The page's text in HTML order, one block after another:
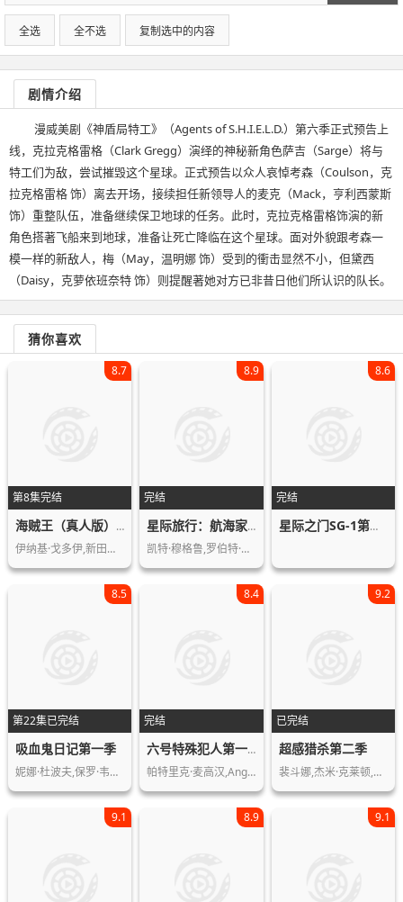
BRip.DDP5.1.x264-T6D[rartv]
全选 全不选 复制选中的内容
剧情介绍
漫威美剧《神盾局特工》（Agents of S.H.I.E.L.D.）第六季正式预告上
线，克拉克格雷格（Clark Gregg）演绎的神秘新角色萨吉（Sarge）将与
特工们为敌，尝试摧毁这个星球。正式预告以众人哀悼考森（Coulson，克
拉克格雷格 饰）离去开场，接续担任新领导人的麦克（Mack，亨利西蒙斯
饰）重整队伍，准备继续保卫地球的任务。此时，克拉克格雷格饰演的新
角色搭著飞船来到地球，准备让死亡降临在这个星球。面对外貌跟考森一
模一样的新敌人，梅（May，温明娜 饰）受到的衝击显然不小，但黛西
（Daisy，克萝依班奈特 饰）则提醒著她对方已非昔日他们所认识的队长。
猜你喜欢
第8集完结
8.7
海贼王（真人版）第二季
伊纳基·戈多伊,新田真剑佑,埃米莉·拉…
完结
8.9
星际旅行：航海家号第六季
凯特·穆格鲁,罗伯特·贝尔特兰,罗克珊…
完结
8.6
星际之门SG-1第七季
第22集已完结
8.5
吸血鬼日记第一季
妮娜·杜波夫,保罗·韦斯利,伊恩·萨默…
完结
8.4
六号特殊犯人第一季
帕特里克·麦高汉,Angelo,Muscat,…
已完结
9.2
超感猎杀第二季
裴斗娜,杰米·克莱顿,米格尔·安赫尔·…
9.1 8.9 9.1